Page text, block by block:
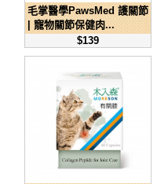
毛掌醫學PawsMed 護關節
| 寵物關節保健肉...
$139